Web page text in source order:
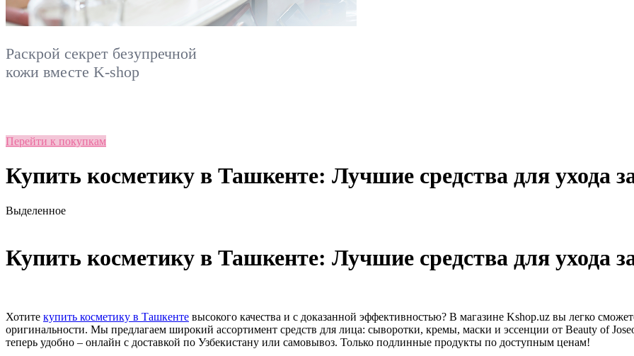
Раскрой секрет безупречной
кожи вместе K-shop
Перейти к покупкам
Купить косметику в Ташкенте: Лучшие средства для ухода
Выделенное
Купить косметику в Ташкенте: Лучшие средства для ухода
Хотите купить косметику в Ташкенте высокого качества и с доказанной эффективностью? В магазине Kshop.uz вы легко
оригинальности. Мы предлагаем широкий ассортимент средств для лица: сыворотки, кремы, маски и эссенции от Beauty of
теперь удобно – онлайн с доставкой по Узбекистану или самовывоз. Только подлинные продукты по доступным ценам!